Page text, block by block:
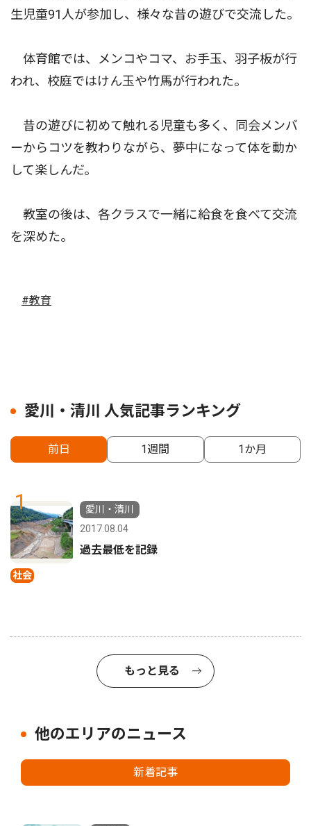
生児童91人が参加し、様々な昔の遊びで交流した。
体育館では、メンコやコマ、お手玉、羽子板が行
われ、校庭ではけん玉や竹馬が行われた。
昔の遊びに初めて触れる児童も多く、同会メンバ
ーからコツを教わりながら、夢中になって体を動か
して楽しんだ。
教室の後は、各クラスで一緒に給食を食べて交流
を深めた。
#教育
愛川・清川 人気記事ランキング
前日 1週間 1か月
1
社会
愛川・清川
2017.08.04
過去最低を記録
もっと見る
他のエリアのニュース
新着記事